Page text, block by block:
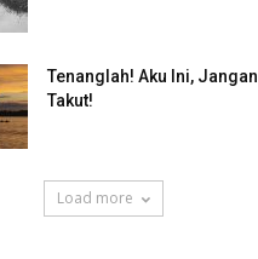
Tenanglah! Aku Ini, Jangan
Takut!
Load more